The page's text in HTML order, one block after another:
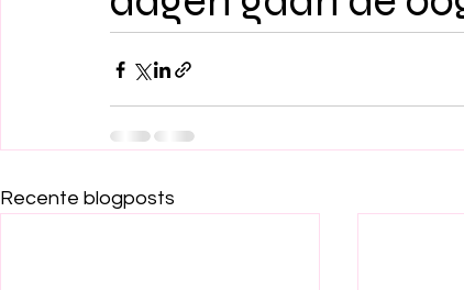
Recente blogposts